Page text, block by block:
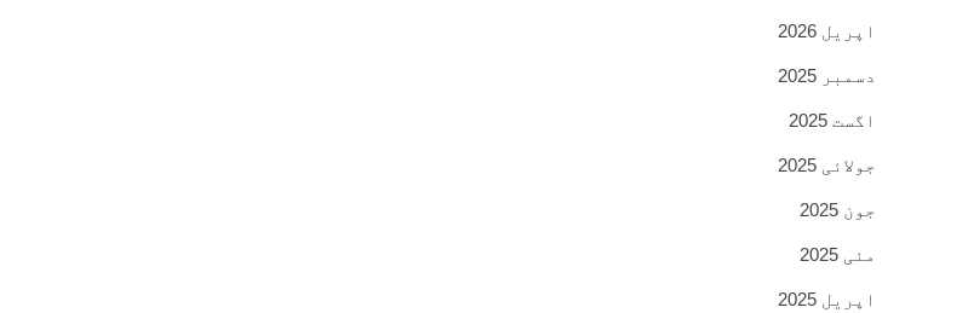
اپریل 2026
دسمبر 2025
اگست 2025
جولائی 2025
جون 2025
مئی 2025
اپریل 2025